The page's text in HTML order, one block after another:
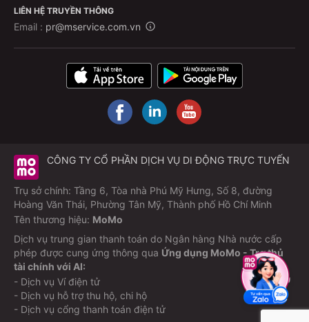
LIÊN HỆ TRUYỀN THÔNG
Email : pr@mservice.com.vn
CÔNG TY CỔ PHẦN DỊCH VỤ DI ĐỘNG TRỰC TUYẾN
Trụ sở chính: Tầng 6, Tòa nhà Phú Mỹ Hưng, Số 8, đường
Hoàng Văn Thái, Phường Tân Mỹ, Thành phố Hồ Chí Minh
Tên thương hiệu: MoMo
Dịch vụ trung gian thanh toán do Ngân hàng Nhà nước cấp
phép được cung ứng thông qua Ứng dụng MoMo - Trợ thủ
tài chính với AI:
- Dịch vụ Ví điện tử
- Dịch vụ hỗ trợ thu hộ, chi hộ
- Dịch vụ cổng thanh toán điện tử